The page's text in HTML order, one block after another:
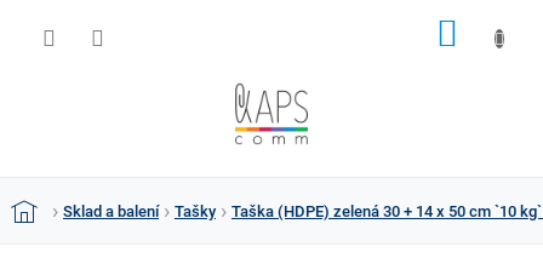
DomůSklad a balení Tašky Taška (HDPE) zelená 30 + 14 x 50 cm `10